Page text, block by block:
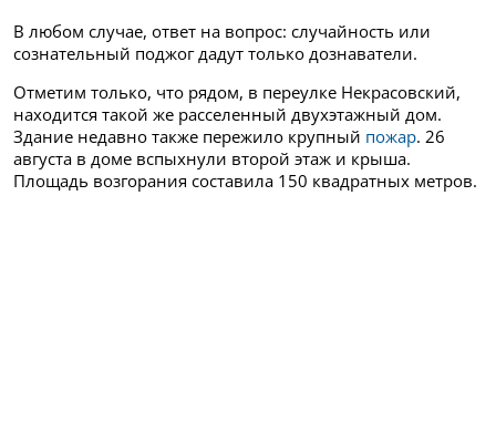
В любом случае, ответ на вопрос: случайность или
сознательный поджог дадут только дознаватели.
Отметим только, что рядом, в переулке Некрасовский,
находится такой же расселенный двухэтажный дом.
Здание недавно также пережило крупный пожар. 26
августа в доме вспыхнули второй этаж и крыша.
Площадь возгорания составила 150 квадратных метров.